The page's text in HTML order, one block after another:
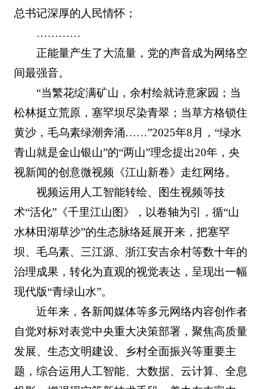
总书记深厚的人民情怀；
…………
正能量产生了大流量，党的声音成为网络空
间最强音。
“当繁花绽满矿山，余村绘就诗意家园；当
松林挺立荒原，塞罕坝尽染青翠；当草方格锁住
黄沙，毛乌素绿潮奔涌……”2025年8月，“绿水
青山就是金山银山”的“两山”理念提出20年，央
视新闻的创意微视频《江山新卷》走红网络。
视频运用人工智能转绘、图生视频等技
术“活化”《千里江山图》，以卷轴为引，循“山
水林田湖草沙”的生态脉络延展开来，把塞罕
坝、毛乌素、三江源、浙江安吉余村等数十年的
治理成果，转化为直观的视觉表达，呈现出一幅
现代版“青绿山水”。
近年来，各新闻媒体等多元网络内容创作者
自觉对标对表党中央重大决策部署，聚焦高质量
发展、生态文明建设、乡村全面振兴等重要主
题，综合运用人工智能、大数据、云计算、全息